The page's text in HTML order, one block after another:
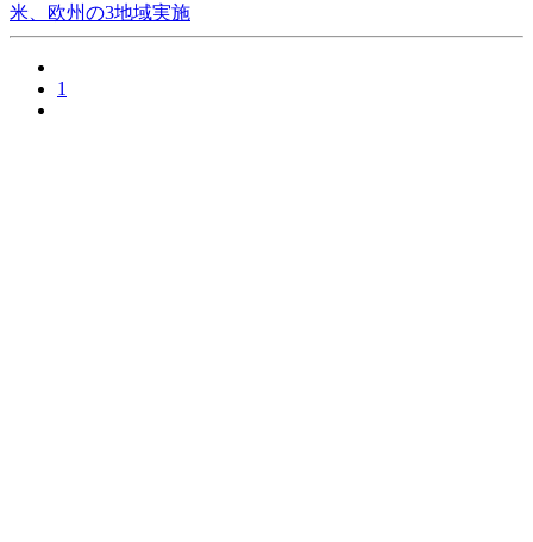
米、欧州の3地域実施
1